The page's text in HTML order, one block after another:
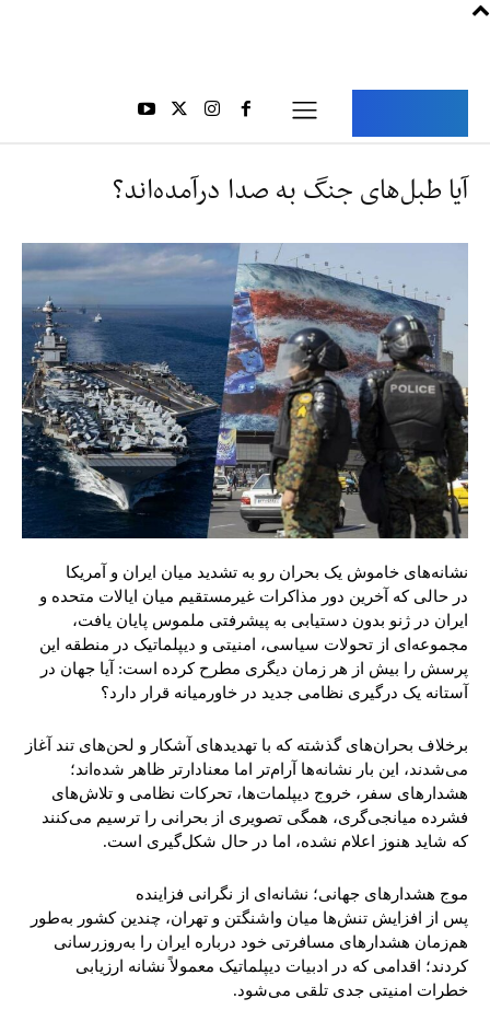
آیا طبل‌های جنگ به صدا درآمده‌اند؟
نشانه‌های خاموش یک بحران رو به تشدید میان ایران و آمریکا
در حالی که آخرین دور مذاکرات غیرمستقیم میان ایالات متحده و
ایران در ژنو بدون دستیابی به پیشرفتی ملموس پایان یافت،
مجموعه‌ای از تحولات سیاسی، امنیتی و دیپلماتیک در منطقه این
پرسش را بیش از هر زمان دیگری مطرح کرده است: آیا جهان در
آستانه یک درگیری نظامی جدید در خاورمیانه قرار دارد؟
برخلاف بحران‌های گذشته که با تهدیدهای آشکار و لحن‌های تند آغاز
می‌شدند، این بار نشانه‌ها آرام‌تر اما معنادارتر ظاهر شده‌اند؛
هشدارهای سفر، خروج دیپلمات‌ها، تحرکات نظامی و تلاش‌های
فشرده میانجی‌گری، همگی تصویری از بحرانی را ترسیم می‌کنند
که شاید هنوز اعلام نشده، اما در حال شکل‌گیری است.
موج هشدارهای جهانی؛ نشانه‌ای از نگرانی فزاینده
پس از افزایش تنش‌ها میان واشنگتن و تهران، چندین کشور به‌طور
هم‌زمان هشدارهای مسافرتی خود درباره ایران را به‌روزرسانی
کردند؛ اقدامی که در ادبیات دیپلماتیک معمولاً نشانه ارزیابی
خطرات امنیتی جدی تلقی می‌شود.